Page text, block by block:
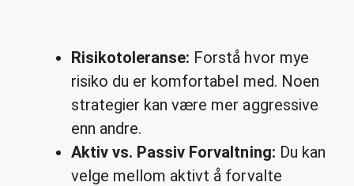
Risikotoleranse: Forstå hvor mye
risiko du er komfortabel med. Noen
strategier kan være mer aggressive
enn andre.
Aktiv vs. Passiv Forvaltning: Du kan
velge mellom aktivt å forvalte